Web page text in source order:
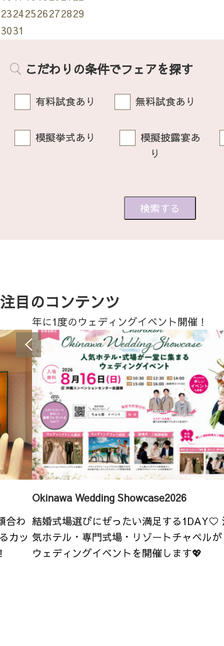
23242526272829
3031
こだわりの条件でフェアを探す
有料試食あり 無料試食あり
模擬挙式あり
模擬披露宴あ
り
注目のコンテンツ
合わ
カッ
年に1度のウェディングイベント開催！
Okinawa Wedding Showcase2026
結婚式場選びにぜったい満足する1DAY♡
気ホテル・専門式場・リゾートチャペル
ウェディングイベントを開催します💖